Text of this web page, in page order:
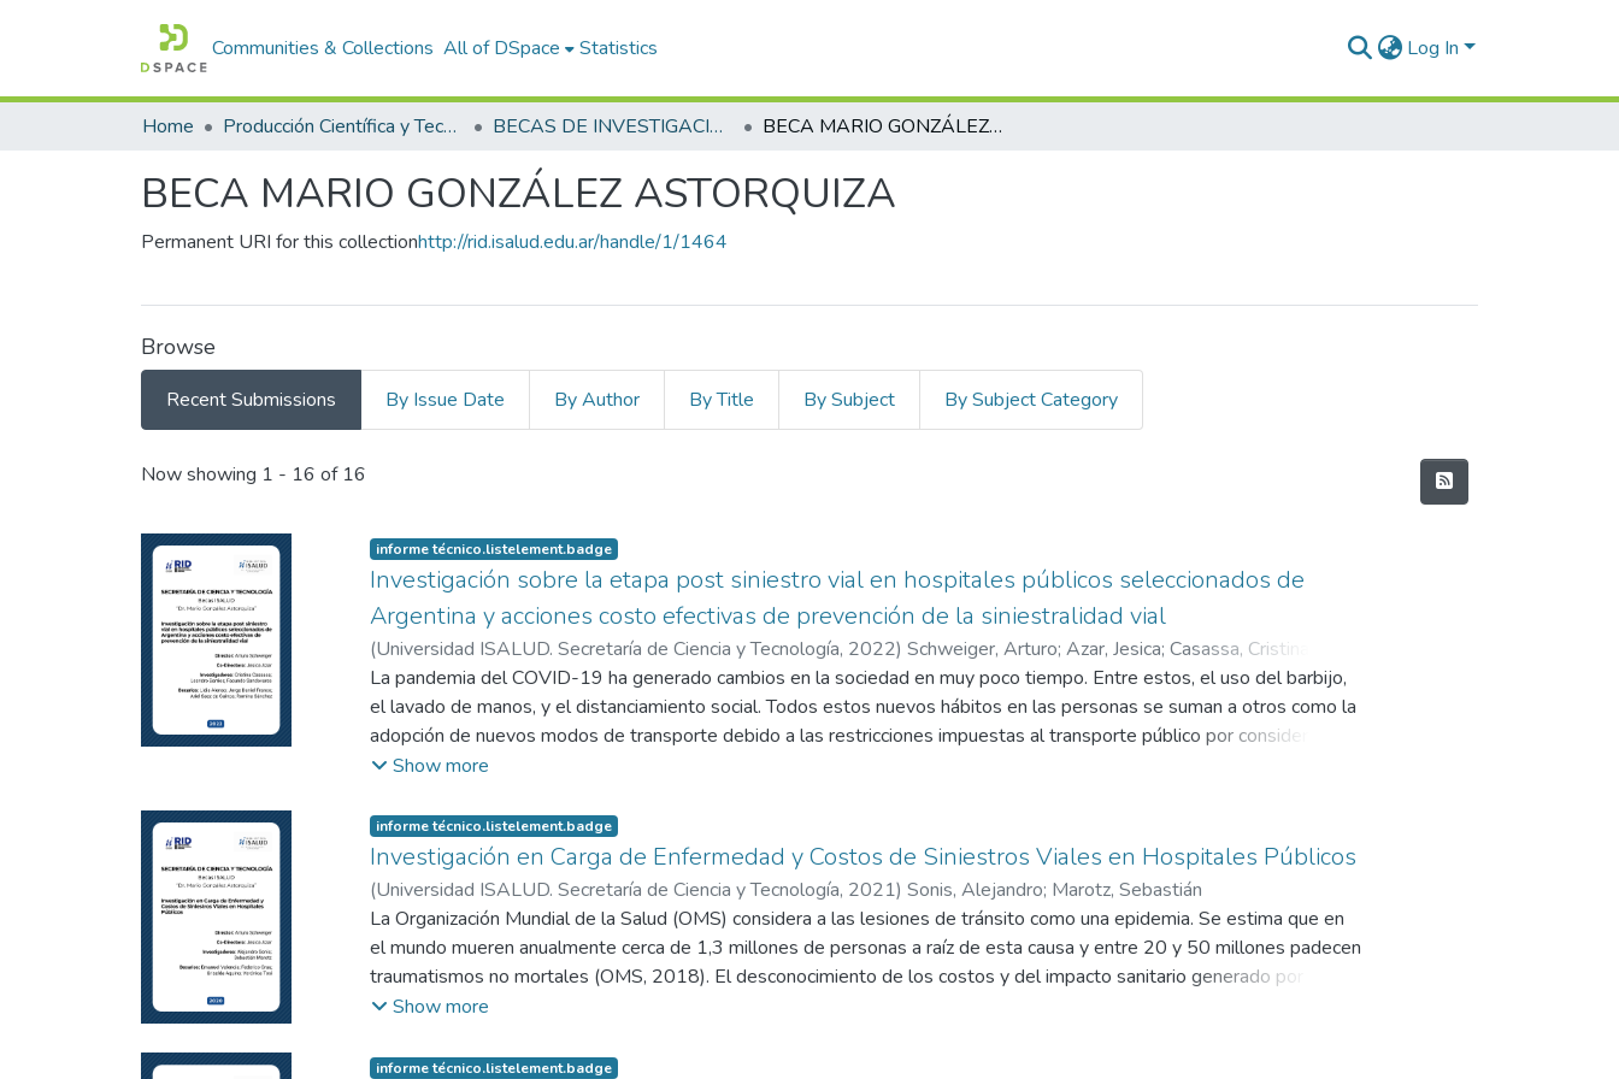
Communities & Collections All of DSpace Statistics Log In
Home Producción Científica y Tecnológica BECAS DE INVESTIGACIÓN BECA MARIO GONZÁLEZ ASTORQUIZA
BECA MARIO GONZÁLEZ ASTORQUIZA
Permanent URI for this collectionhttp://rid.isalud.edu.ar/handle/1/1464
Browse
Recent Submissions By Issue Date By Author By Title By Subject By Subject Category
Recent Submissions
Now showing 1 - 16 of 16
informe técnico.listelement.badge
Investigación sobre la etapa post siniestro vial en hospitales públicos seleccionados de
Argentina y acciones costo efectivas de prevención de la siniestralidad vial
(Universidad ISALUD. Secretaría de Ciencia y Tecnología, 2022) Schweiger, Arturo; Azar, Jesica; Casassa, Cristina
Barrios, Leandro;Sandovares, Facundo
La pandemia del COVID-19 ha generado cambios en la sociedad en muy poco tiempo. Entre estos, el uso del barbijo,
el lavado de manos, y el distanciamiento social. Todos estos nuevos hábitos en las personas se suman a otros como la
adopción de nuevos modos de transporte debido a las restricciones impuestas al transporte público por considerar a
éstos como focos de contagio masivo. Uno de los cambios observados a nivel mundial sobre la movilidad refiere al
postpandemia, sobre todo en la región de Latinoamérica, donde el uso extendido de la motocicleta pueda generar un
aumento en los niveles de siniestralidad vial y morbimortalidad. Basta observar la siniestralidad de los países de la
Región para visualizar que los motociclistas son los que anualmente incrementan la fatalidad (OPS, 2019). Respecto a
la siniestralidad vial, cabe mencionar que sus consecuencias representan actualmente una epidemia mundial. Se estima
que, en el mundo, mueren anualmente cerca de 1,3 millones de personas a raíz de esta causa y entre 20 y 50 millones
padecen traumatismos no mortales (OMS, 2018). En este sentido, la pandemia de la inseguridad vial convive
actualmente con la nueva pandemia mundial producida por el COVID-19, implicando un gran desafío para los sistemas
problemáticas. Datos de Argentina indican que, en los años pre-pandemia por COVID-19, fallecían en el país más de
Show more
informe técnico.listelement.badge
Investigación en Carga de Enfermedad y Costos de Siniestros Viales en Hospitales Públicos
(Universidad ISALUD. Secretaría de Ciencia y Tecnología, 2021) Sonis, Alejandro; Marotz, Sebastián
La Organización Mundial de la Salud (OMS) considera a las lesiones de tránsito como una epidemia. Se estima que en
el mundo mueren anualmente cerca de 1,3 millones de personas a raíz de esta causa y entre 20 y 50 millones padecen
traumatismos no mortales (OMS, 2018). El desconocimiento de los costos y del impacto sanitario generado por las
lesiones de tránsito produce dificultades a la hora de planificar intervenciones a nivel de Macro-gestión (Políticas de
la finalidad de la reducción del riesgo de traumatismos por siniestros viales. A pesar de tales estadísticas, se ha
Show more
informe técnico.listelement.badge